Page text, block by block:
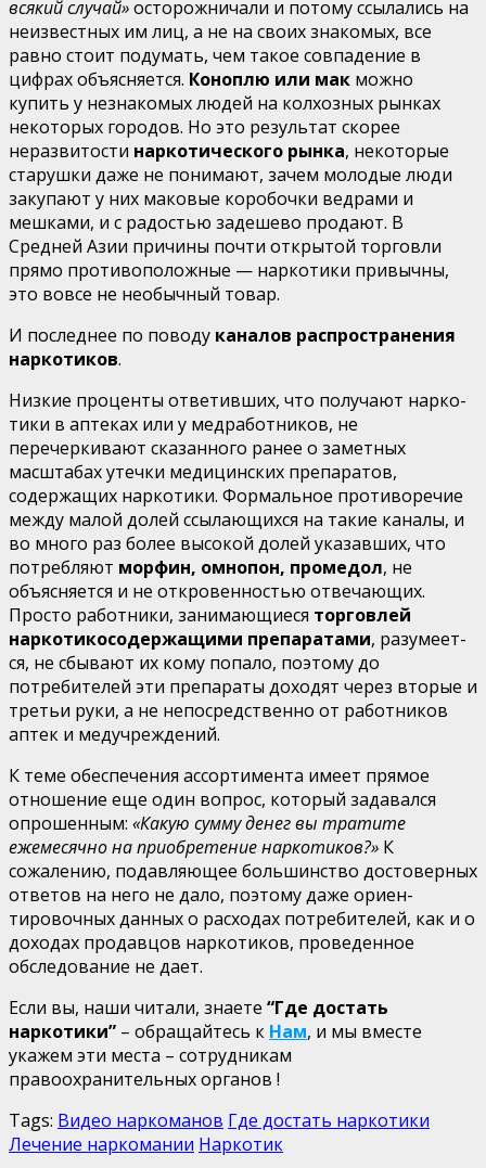
всякий случай»осторожничали и потому ссыла­лись на
неизвестных им лиц, а не на своих знакомых, все
равно стоит подумать, чем такое совпадение в
цифрах объяс­няется. Коноплю или мак можно
купить у незнакомых людей на колхозных рынках
некоторых городов. Но это результат скорее
неразвитости наркотического рынка, некоторые
ста­рушки даже не понимают, зачем молодые люди
закупают у них маковые коробочки ведрами и
мешками, и с радостью задешево продают. В
Средней Азии причины почти открытой торговли
прямо противоположные — наркотики привычны,
это вовсе не необычный товар.
И последнее по поводу каналов распространения
нар­котиков.
Низкие проценты ответивших, что получают нарко­
тики в аптеках или у медработников, не
перечеркивают сказанного ранее о заметных
масштабах утечки медицин­ских препаратов,
содержащих наркотики. Формальное про­тиворечие
между малой долей ссылающихся на такие каналы, и
во много раз более высокой долей указавших, что
потреб­ляют морфин, омнопон, промедол, не
объясняется и не откро­венностью отвечающих.
Просто работники, занимающиеся торговлей
наркотикосодержащими препаратами, разумеет­
ся, не сбывают их кому попало, поэтому до
потребителей эти препараты доходят через вторые и
третьи руки, а не непосредственно от работников
аптек и медучреждений.
К теме обеспечения ассортимента имеет прямое
отношение еще один вопрос, который задавался
опрошенным: «Какую сумму денег вы тратите
ежемесячно на приобретение наркотиков?» К
сожалению, подавляющее большинство достоверных
ответов на него не дало, поэтому даже ориен­
тировочных данных о расходах потребителей, как и о
доходах продавцов наркотиков, проведенное
обследование не дает.
Если вы, наши читали, знаете “Где достать
наркотики” – обращайтесь к Нам, и мы вместе
укажем эти места – сотрудникам
правоохранительных органов !
Tags: Видео наркоманов Где достать наркотики
Лечение наркомании Наркотик